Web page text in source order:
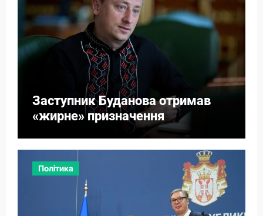
Заступник Буданова отримав
«жирне» призначення
Політика